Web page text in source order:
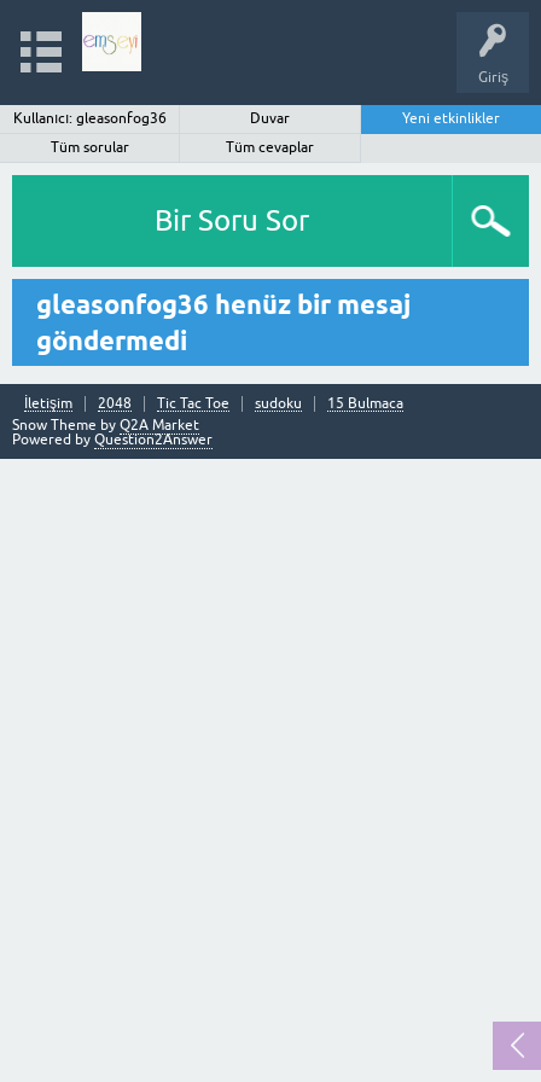
Giriş
Kullanıcı: gleasonfog36 Duvar
Yeni etkinlikler
Tüm sorular
Tüm cevaplar
Bir Soru Sor
gleasonfog36 henüz bir mesaj
göndermedi
İletişim 2048 Tic Tac Toe sudoku
15 Bulmaca
Snow Theme by Q2A Market
Powered by Question2Answer